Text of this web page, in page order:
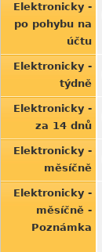
Elektronicky -
po pohybu na
účtu
Elektronicky -
týdně
Elektronicky -
za 14 dnů
Elektronicky -
měsíčně
Elektronicky -
měsíčně -
Poznámka